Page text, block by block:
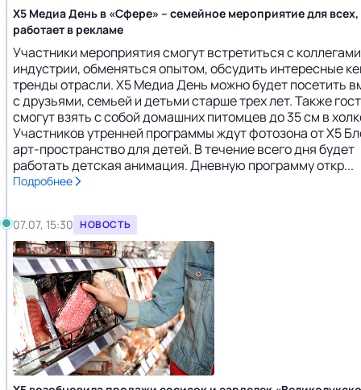
X5 Медиа День в «Сфере» – семейное мероприятие для всех,
работает в рекламе
Участники мероприятия смогут встретиться с
индустрии, обменяться опытом, обсудить интересные
тренды отрасли. X5 Медиа День можно будет посетить
с друзьями, семьей и детьми старше трех лет. Также
смогут взять с собой домашних питомцев до 35 см в
Участников утренней программы ждут фотозона от X5
арт-пространство для детей. В течение всего дня будет
работать детская анимация. Дневную программу откр...
Подробнее
07.07, 15:30 НОВОСТЬ